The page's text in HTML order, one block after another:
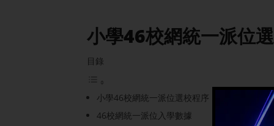
小學46校網統一派位
目錄
小學46校網統一派位選校程序
46校網統一派位入學數據